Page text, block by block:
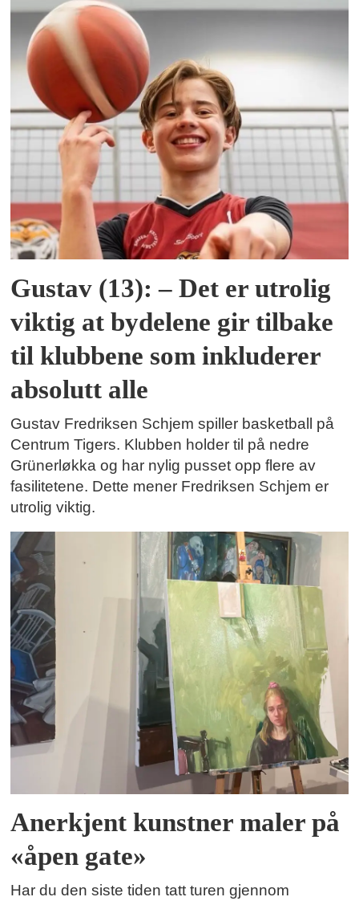
Gustav (13): – Det er utrolig
viktig at bydelene gir tilbake
til klubbene som inkluderer
absolutt alle
Gustav Fredriksen Schjem spiller basketball på
Centrum Tigers. Klubben holder til på nedre
Grünerløkka og har nylig pusset opp flere av
fasilitetene. Dette mener Fredriksen Schjem er
utrolig viktig.
Anerkjent kunstner maler på
«åpen gate»
Har du den siste tiden tatt turen gjennom